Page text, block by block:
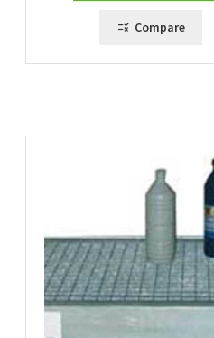
Compare